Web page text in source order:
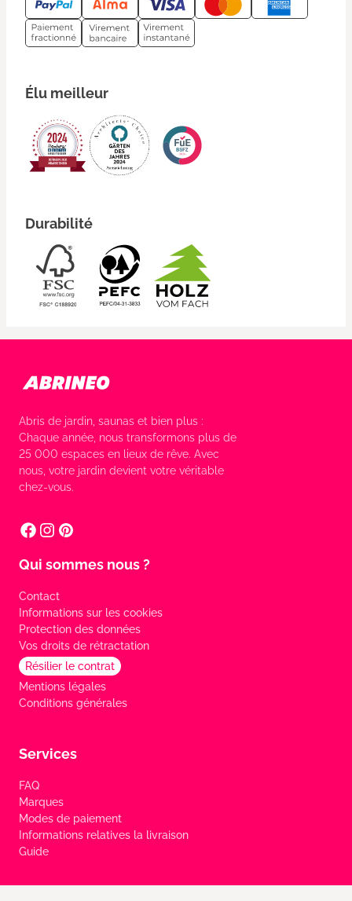
Élu meilleur
Durabilité
Abris de jardin, saunas et bien plus :
Chaque année, nous transformons plus de
25 000 espaces en lieux de rêve. Avec
nous, votre jardin devient votre véritable
chez-vous.
Qui sommes nous ?
Contact
Informations sur les cookies
Protection des données
Vos droits de rétractation
Résilier le contrat
Mentions légales
Conditions générales
Services
FAQ
Marques
Modes de paiement
Informations relatives la livraison
Guide